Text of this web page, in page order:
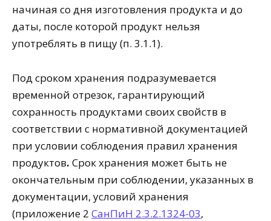
начиная со дня изготовления продукта и до
даты, после которой продукт нельзя
употреблять в пищу (п. 3.1.1).
Под сроком хранения подразумевается
временной отрезок, гарантирующий
сохранность продуктами своих свойств в
соответствии с нормативной документацией
при условии соблюдения правил хранения
продуктов. Срок хранения может быть не
окончательным при соблюдении, указанных в
документации, условий хранения
(приложение 2 СанПиН 2.3.2.1324-03,